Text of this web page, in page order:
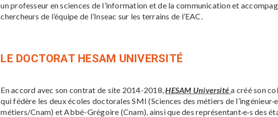
un professeur en sciences de l’information et de la communication et
chercheurs de l’équipe de l’Inseac sur les terrains de l’EAC.
LE DOCTORAT HESAM UNIVERSITÉ
En accord avec son contrat de site 2014-2018,HESAM Universitéa créé son
qui fédère les deux écoles doctorales SMI (Sciences des métiers de
métiers/Cnam) et Abbé-Grégoire (Cnam), ainsi que des représentant·e·s des